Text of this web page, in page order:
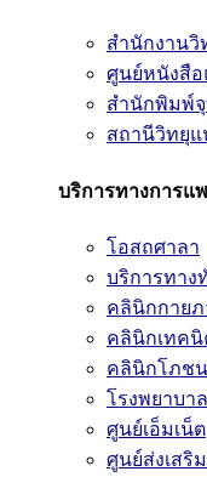
สำนักงานวิ
ศูนย์หนังสือ
สำนักพิมพ์
สถานีวิทยุแ
บริการทางการแ
โอสถศาลา
บริการทาง
คลินิกกาย
คลินิกเทค
คลินิกโภช
โรงพยาบา
ศูนย์เอ็มเน็ต
ศูนย์ส่งเสริ